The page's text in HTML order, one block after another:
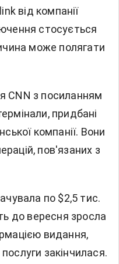
від компанії
стосується
може полягати
CNN з посиланням
придбані
компанії. Вони
пов'язаних з
по $2,5 тис.
до вересня зросла
видання,
закінчилася.